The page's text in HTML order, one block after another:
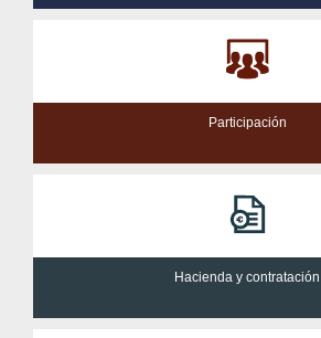
Participación
Hacienda y contratación